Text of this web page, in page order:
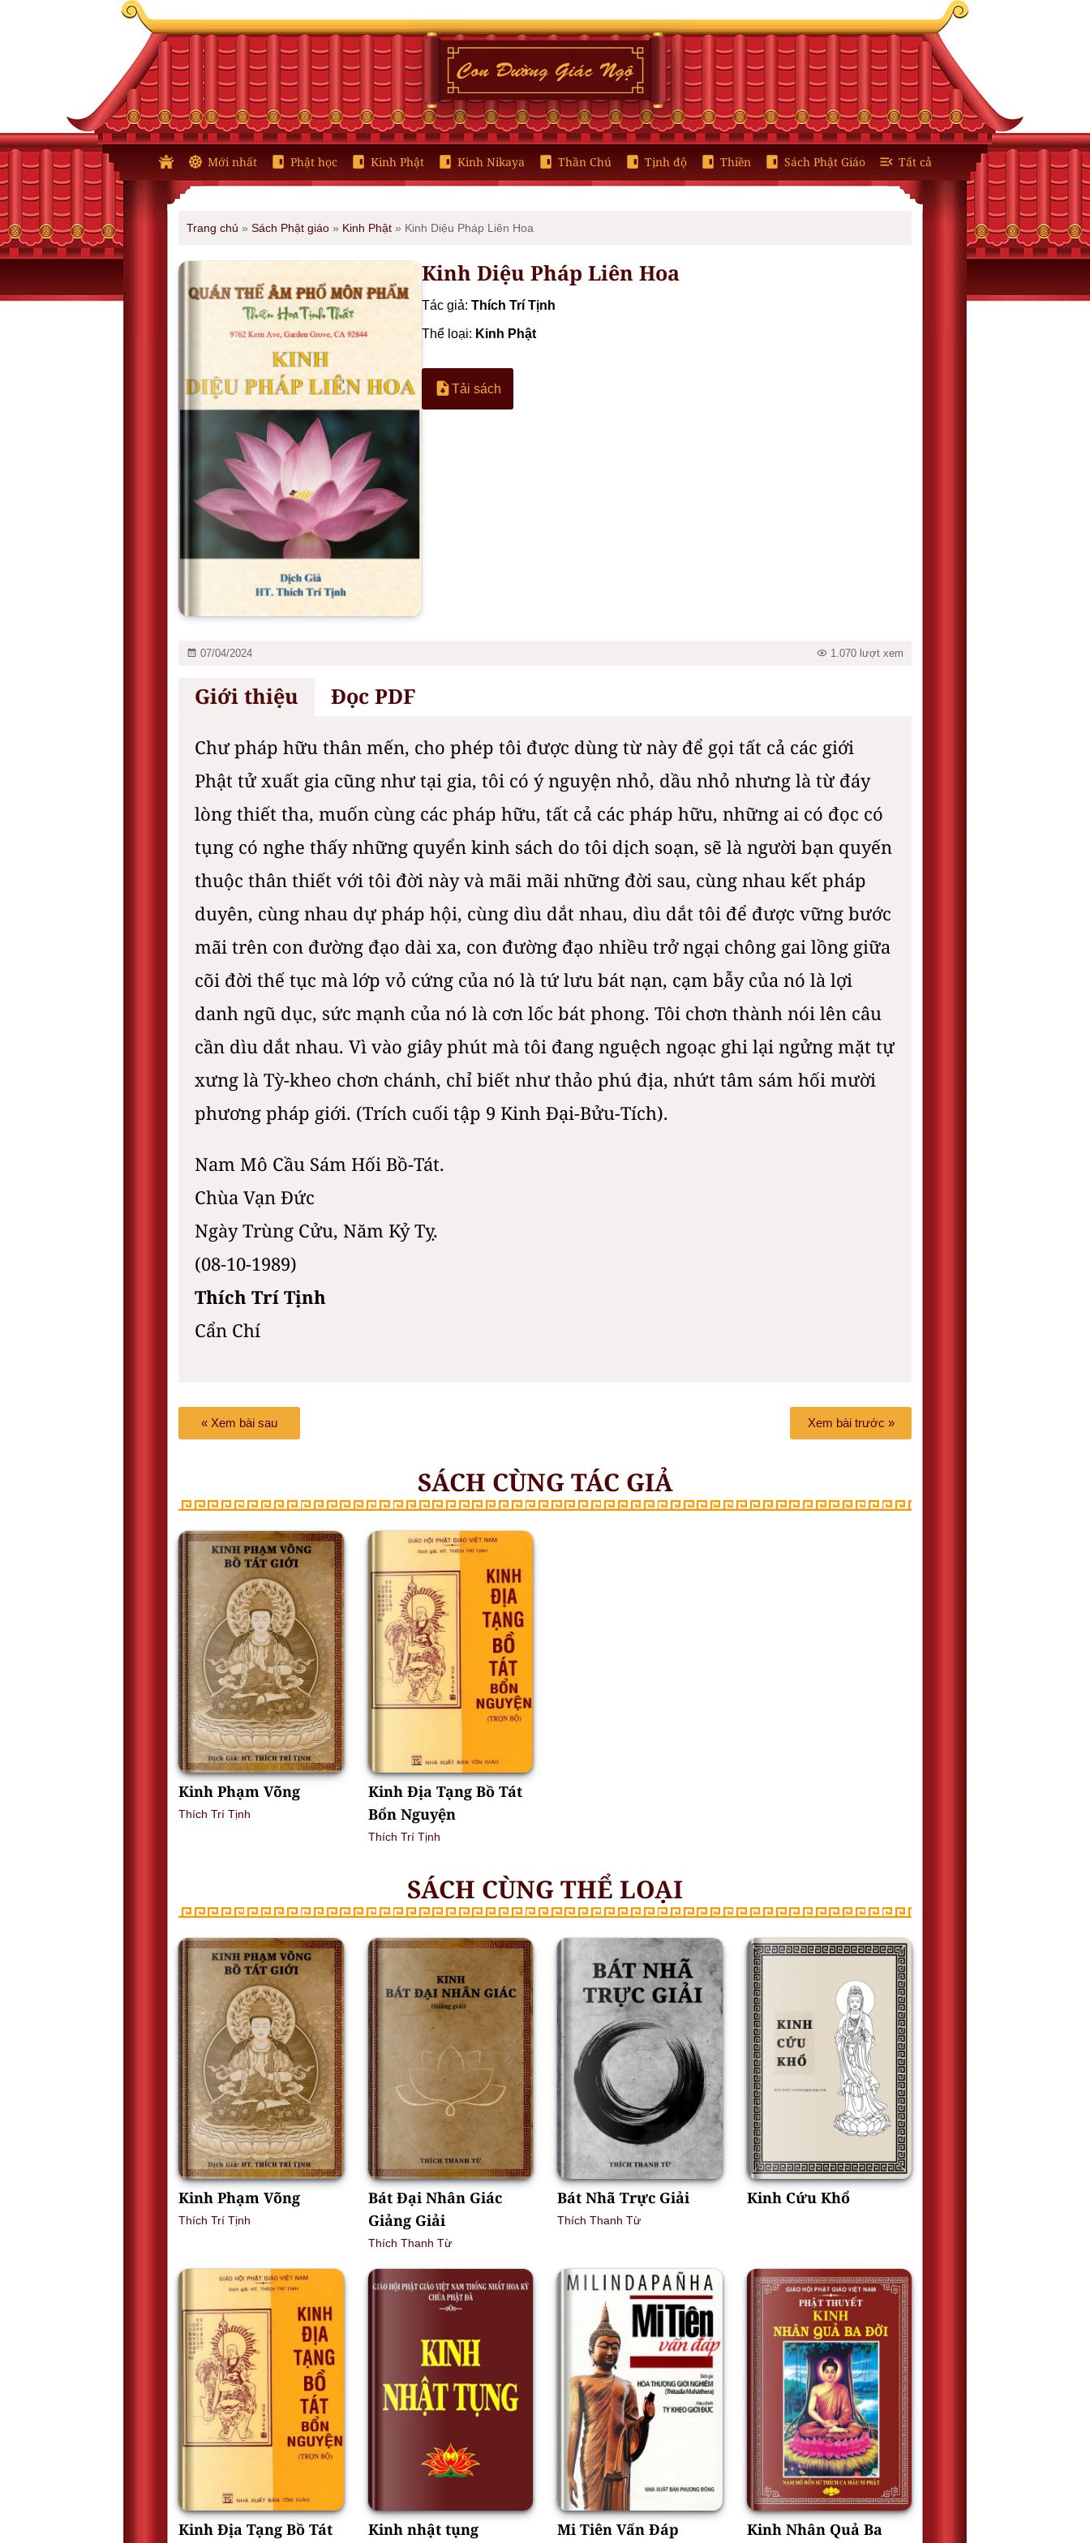
Mới nhất Phật học Kinh Phật Kinh Nikaya Thần Chú Tịnh độ Thiền Sách Phật Giáo Tất cả
Trang chủ » Sách Phật giáo » Kinh Phật » Kinh Diệu Pháp Liên Hoa
Kinh Diệu Pháp Liên Hoa
Tác giả: Thích Trí Tịnh
Thể loại: Kinh Phật
Tải sách
07/04/2024 1.070 lượt xem
Giới thiệu Đọc PDF
Chư pháp hữu thân mến, cho phép tôi được dùng từ này để gọi tất cả các giới
Phật tử xuất gia cũng như tại gia, tôi có ý nguyện nhỏ, dầu nhỏ nhưng là từ đáy
lòng thiết tha, muốn cùng các pháp hữu, tất cả các pháp hữu, những ai có đọc có
tụng có nghe thấy những quyển kinh sách do tôi dịch soạn, sẽ là người bạn quyến
thuộc thân thiết với tôi đời này và mãi mãi những đời sau, cùng nhau kết pháp
duyên, cùng nhau dự pháp hội, cùng dìu dắt nhau, dìu dắt tôi để được vững bước
mãi trên con đường đạo dài xa, con đường đạo nhiều trở ngại chông gai lồng giữa
cõi đời thế tục mà lớp vỏ cứng của nó là tứ lưu bát nạn, cạm bẫy của nó là lợi
danh ngũ dục, sức mạnh của nó là cơn lốc bát phong. Tôi chơn thành nói lên câu
cần dìu dắt nhau. Vì vào giây phút mà tôi đang nguệch ngoạc ghi lại ngửng mặt tự
xưng là Tỳ-kheo chơn chánh, chỉ biết như thảo phú địa, nhứt tâm sám hối mười
phương pháp giới. (Trích cuối tập 9 Kinh Đại-Bửu-Tích).
Nam Mô Cầu Sám Hối Bồ-Tát.
Chùa Vạn Đức
Ngày Trùng Cửu, Năm Kỷ Tỵ.
(08-10-1989)
Thích Trí Tịnh
Cẩn Chí
« Xem bài sau Xem bài trước »
SÁCH CÙNG TÁC GIẢ
Kinh Phạm Võng
Thích Trí Tịnh
Kinh Địa Tạng Bồ Tát
Bổn Nguyện
Thích Trí Tịnh
SÁCH CÙNG THỂ LOẠI
Kinh Phạm Võng
Thích Trí Tịnh
Bát Đại Nhân Giác
Giảng Giải
Thích Thanh Từ
Bát Nhã Trực Giải
Thích Thanh Từ
Kinh Cứu Khổ
Kinh Địa Tạng Bồ Tát
Kinh nhật tụng Mi Tiên Vấn Ðáp
Kinh Nhân Quả Ba